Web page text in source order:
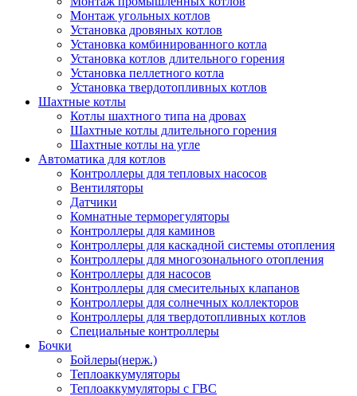
Монтаж угольных котлов
Установка дровяных котлов
Установка комбинированного котла
Установка котлов длительного горения
Установка пеллетного котла
Установка твердотопливных котлов
Шахтные котлы
Котлы шахтного типа на дровах
Шахтные котлы длительного горения
Шахтные котлы на угле
Автоматика для котлов
Контроллеры для тепловых насосов
Вентиляторы
Датчики
Комнатные терморегуляторы
Контроллеры для каминов
Контроллеры для каскадной системы отопления
Контроллеры для многозонального отопления
Контроллеры для насосов
Контроллеры для смесительных клапанов
Контроллеры для солнечных коллекторов
Контроллеры для твердотопливных котлов
Специальные контроллеры
Бочки
Бойлеры(нерж.)
Теплоаккумуляторы
Теплоаккумуляторы с ГВС